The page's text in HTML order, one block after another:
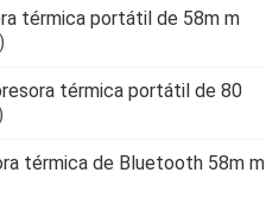
térmica portátil de 58m m
térmica portátil de 80
térmica de Bluetooth 58m m